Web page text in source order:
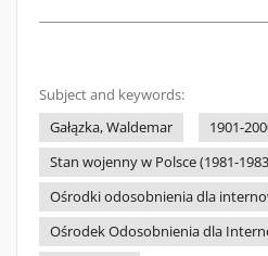
Subject and keywords:
Gałązka, Waldemar
1901-
Stan wojenny w Polsce (1981-
Ośrodki odosobnienia dla
Ośrodek Odosobnienia dla